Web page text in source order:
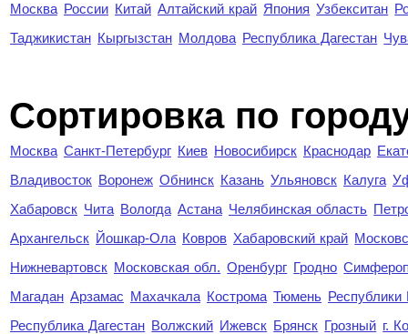
Москва России Китай Алтайский край Япония Узбекситан
Таджикистан Кыргызстан Молдова Республика Дагестан
Cортировка по
Москва Санкт-Петербург Киев Новосибирск Краснодар
Владивосток Воронеж Обнинск Казань Ульяновск Калуга
Хабаровск Чита Вологда Астана Челябинская область
Архангельск Йошкар-Ола Ковров Хабаровский край
Нижневартовск Московская обл. Оренбург Гродно
Магадан Арзамас Махачкала Кострома Тюмень Республики
Республика Дагестан Волжский Ижевск Брянск Грозный г.